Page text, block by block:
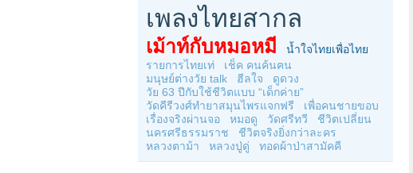
เพลงไทยสากล
เม้าท์กับหมอหมี
น้ำใจไทยเพื่อไทย
รายการไทยเท่
เช็ค คนค้นฅน
มนุษย์ต่างวัย talk
ฮีลใจ
ดูดวง
วัย 63 ปีกับใช้ชีวิตแบบ “เด็กค่าย”
วัดคีรีวงศ์ทำยาสมุนไพรแจกฟรี
เพื่อคนชายขอบ
เรื่องจริงผ่านจอ
หมอดู วัดศรีทวี
ชีวิตเปลี่ยน
นครศรีธรรมราช
ชีวิตจริงยิ่งกว่าละคร
หลวงตาม้า
หลวงปู่ดู่ ทอดผ้าป่าสามัคคี